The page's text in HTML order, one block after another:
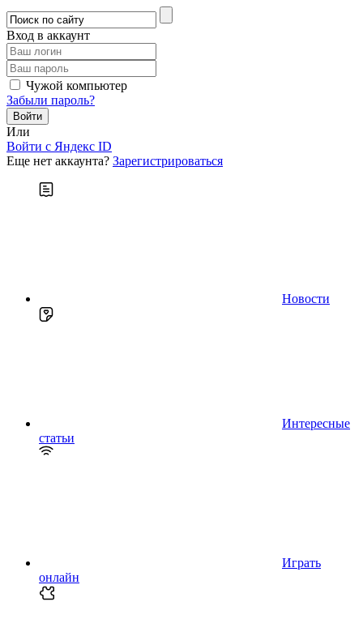
Вход в аккаунт
Чужой компьютер
Забыли пароль?
Или
Войти c Яндекс ID
Еще нет аккаунта? Зарегистрироваться
Новости
Интересные
статьи
Играть
онлайн